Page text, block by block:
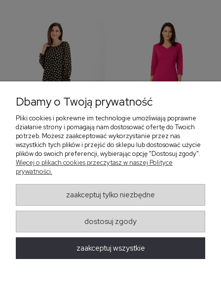
Sukienka z falbaną i
bufiastym rękawem w
405,30 zł
Sukienka z dekoltem w
299,00 zł
‹
Regulaminy
Obsługa zamówień
Dbamy o Twoją prywatność
Pliki cookies i pokrewne im technologie umożliwiają poprawne
działanie strony i pomagają nam dostosować ofertę do Twoich
potrzeb. Możesz zaakceptować wykorzystanie przez nas
wszystkich tych plików i przejść do sklepu lub dostosować użycie
plików do swoich preferencji, wybierając opcję "Dostosuj zgody".
Więcej o plikach cookies przeczytasz w naszej Polityce
prywatności.
zaakceptuj tylko niezbędne
dostosuj zgody
zaakceptuj wszystkie